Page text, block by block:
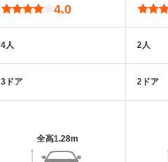
4.0
4人
3ドア
全高1.28m
2人
2ドア